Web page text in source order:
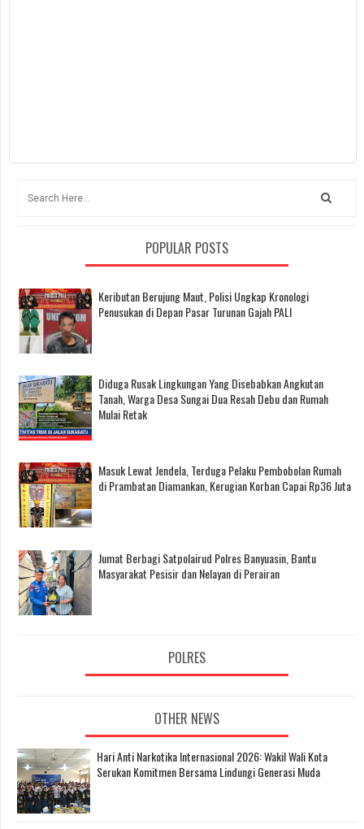
POPULAR POSTS
Keributan Berujung Maut, Polisi Ungkap Kronologi
Penusukan di Depan Pasar Turunan Gajah PALI
Diduga Rusak Lingkungan Yang Disebabkan Angkutan
Tanah, Warga Desa Sungai Dua Resah Debu dan Rumah
Mulai Retak
Masuk Lewat Jendela, Terduga Pelaku Pembobolan Rumah
di Prambatan Diamankan, Kerugian Korban Capai Rp36 Juta
Jumat Berbagi Satpolairud Polres Banyuasin, Bantu
Masyarakat Pesisir dan Nelayan di Perairan
POLRES
OTHER NEWS
Hari Anti Narkotika Internasional 2026: Wakil Wali Kota
Serukan Komitmen Bersama Lindungi Generasi Muda